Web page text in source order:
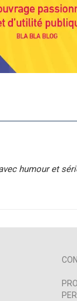
humour et